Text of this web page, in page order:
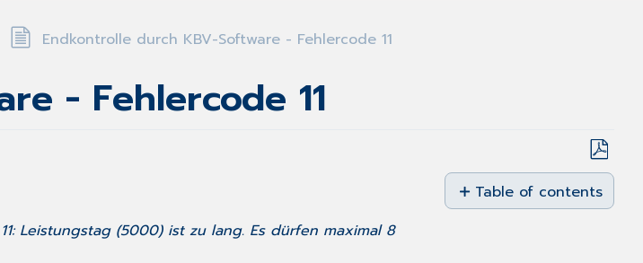
Endkontrolle durch KBV-Software - Fehlercode 11
- Fehlercode 11
Save
as
PDF
Table of contents
No
Leistungstag (5000) ist zu lang. Es dürfen maximal 8